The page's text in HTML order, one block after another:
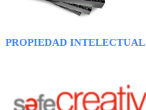
PROPIEDAD INTELECTUAL